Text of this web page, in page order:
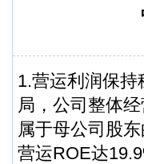
1.营运利润保持
局，公司整体
属于母公司股
营运ROE达